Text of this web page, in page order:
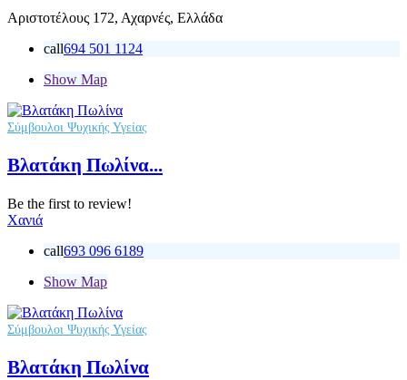
Αριστοτέλους 172, Αχαρνές, Ελλάδα
call694 501 1124
Show Map
Σύμβουλοι Ψυχικής Υγείας
Βλατάκη Πωλίνα...
Be the first to review!
Χανιά
call693 096 6189
Show Map
Σύμβουλοι Ψυχικής Υγείας
Βλατάκη Πωλίνα